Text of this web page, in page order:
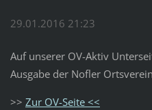
29.01.2016 21:23
Auf unserer OV-Aktiv
Ausgabe der Nofler
>> Zur OV-Seite <<